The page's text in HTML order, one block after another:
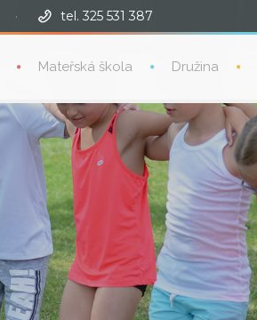
· tel. 325 531 387
Mateřská škola Družina